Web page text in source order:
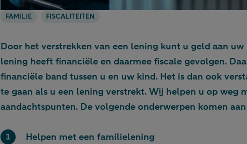
FAMILIE FISCALITEITEN
Door het verstrekken van een lening kunt u geld aan
lening heeft financiële en daarmee fiscale gevolgen.
financiële band tussen u en uw kind. Het is dan ook
te gaan als u een lening verstrekt. Wij helpen u op weg
aandachtspunten. De volgende onderwerpen komen
Helpen met een familielening